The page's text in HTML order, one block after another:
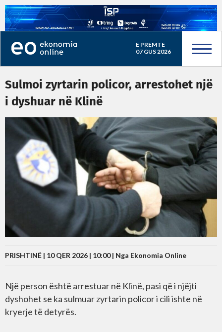
E PREMTE
07 GUS 2026
Sulmoi zyrtarin policor, arrestohet një
i dyshuar në Klinë
PRISHTINË | 10 QER 2026 | 10:00 | Nga Ekonomia Online
Një person është arrestuar në Klinë, pasi që i njëjti
dyshohet se ka sulmuar zyrtarin policor i cili ishte në
kryerje të detyrës.